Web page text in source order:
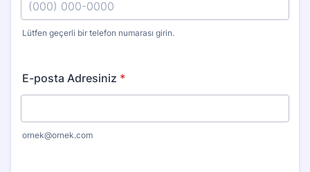
Lütfen geçerli bir telefon numarası girin.
E-posta Adresiniz *
ornek@ornek.com